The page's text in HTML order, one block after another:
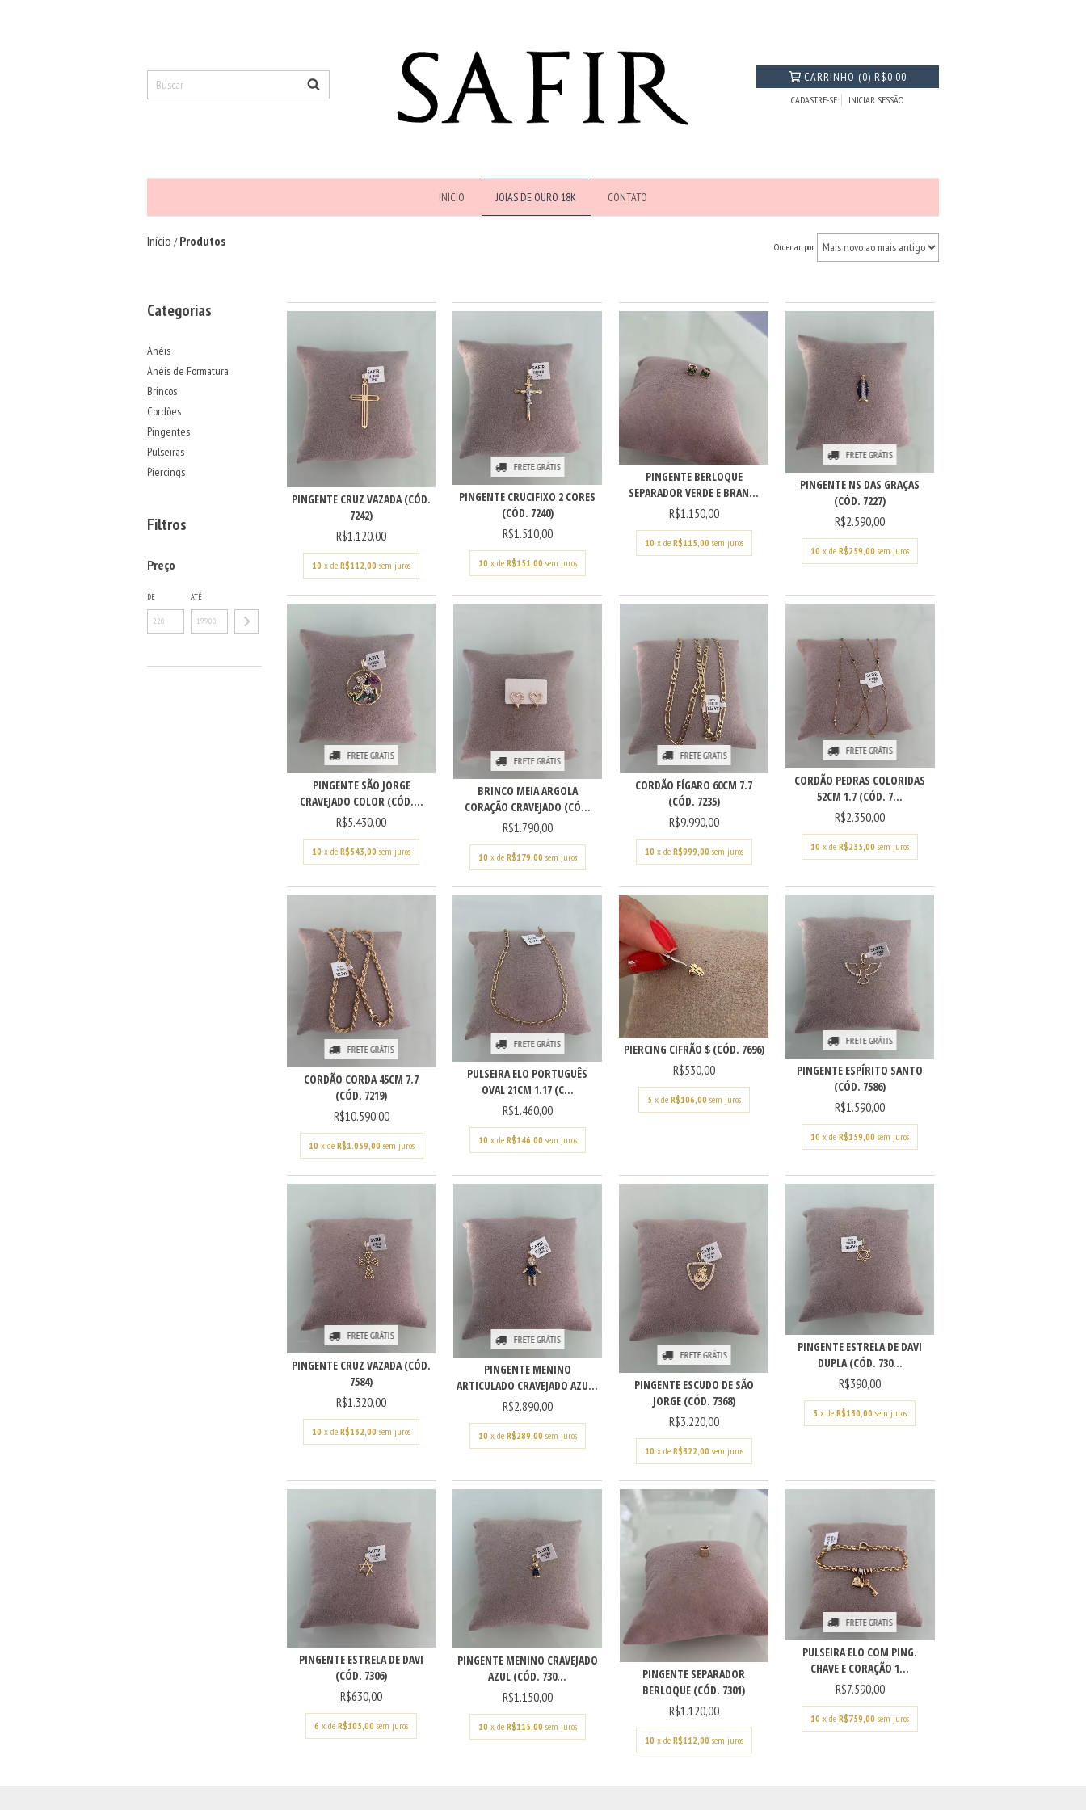
CARRINHO (0) R$0,00
CADASTRE-SE INICIAR SESSÃO
INÍCIO JOIAS DE OURO 18K CONTATO
Início / Produtos Ordenar por
Categorias
Anéis
Anéis de Formatura
Brincos
Cordões
Pingentes
Pulseiras
Piercings
Filtros
Preço
DE ATÉ
PINGENTE CRUZ VAZADA (CÓD.
7242)
R$1.120,00
10 x deR$112,00 sem juros
FRETE GRÁTIS
PINGENTE CRUCIFIXO 2 CORES
(CÓD. 7240)
R$1.510,00
10 x de R$151,00 sem juros
PINGENTE BERLOQUE
SEPARADOR VERDE E BRAN...
R$1.150,00
10 x de R$115,00 sem juros
FRETE GRÁTIS
PINGENTE NS DAS GRAÇAS
(CÓD. 7227)
R$2.590,00
10 x deR$259,00 sem juros
FRETE GRÁTIS
PINGENTE SÃO JORGE
CRAVEJADO COLOR (CÓD....
R$5.430,00
10 x deR$543,00 sem juros
FRETE GRÁTIS
BRINCO MEIA ARGOLA
CORAÇÃO CRAVEJADO (CÓ...
R$1.790,00
10 x de R$179,00 sem juros
FRETE GRÁTIS
CORDÃO FÍGARO 60CM 7.7
(CÓD. 7235)
R$9.990,00
10 x de R$999,00 sem juros
FRETE GRÁTIS
CORDÃO PEDRAS COLORIDAS
52CM 1.7 (CÓD. 7...
R$2.350,00
10 x deR$235,00 sem juros
FRETE GRÁTIS
CORDÃO CORDA 45CM 7.7
(CÓD. 7219)
R$10.590,00
10 x de R$1.059,00 sem juros
FRETE GRÁTIS
PULSEIRA ELO PORTUGUÊS
OVAL 21CM 1.17 (C...
R$1.460,00
10 x de R$146,00 sem juros
PIERCING CIFRÃO $ (CÓD. 7696)
R$530,00
5 x de R$106,00 sem juros
FRETE GRÁTIS
PINGENTE ESPÍRITO SANTO
(CÓD. 7586)
R$1.590,00
10 x deR$159,00 sem juros
FRETE GRÁTIS
PINGENTE CRUZ VAZADA (CÓD.
7584)
R$1.320,00
10 x deR$132,00 sem juros
FRETE GRÁTIS
PINGENTE MENINO
ARTICULADO CRAVEJADO AZU...
R$2.890,00
10 x de R$289,00 sem juros
FRETE GRÁTIS
PINGENTE ESCUDO DE SÃO
JORGE (CÓD. 7368)
R$3.220,00
10 x de R$322,00 sem juros
PINGENTE ESTRELA DE DAVI
DUPLA (CÓD. 730...
R$390,00
3 x deR$130,00 sem juros
PINGENTE ESTRELA DE DAVI
(CÓD. 7306)
R$630,00
6 x deR$105,00 sem juros
PINGENTE MENINO CRAVEJADO
AZUL (CÓD. 730...
R$1.150,00
10 x de R$115,00 sem juros
PINGENTE SEPARADOR
BERLOQUE (CÓD. 7301)
R$1.120,00
10 x de R$112,00 sem juros
FRETE GRÁTIS
PULSEIRA ELO COM PING.
CHAVE E CORAÇÃO 1...
R$7.590,00
10 x deR$759,00 sem juros